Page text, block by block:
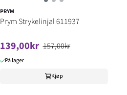
PRYM
Prym Strykelinjal 611937
139,00kr 157,00kr
På lager
Kjøp